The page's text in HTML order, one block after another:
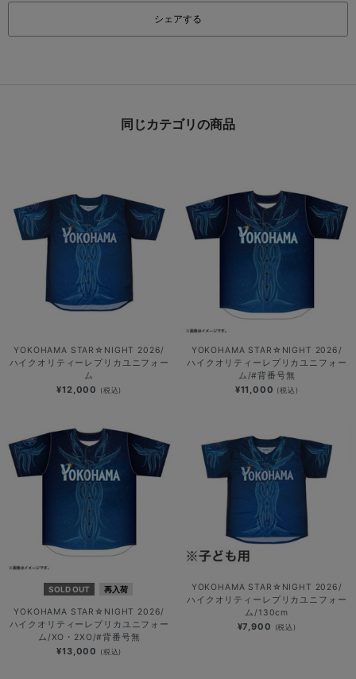
シェアする
同じカテゴリの商品
YOKOHAMA STAR☆NIGHT 2026/
ハイクオリティーレプリカユニフォー
ム
¥12,000 (税込)
YOKOHAMA STAR☆NIGHT 2026/
ハイクオリティーレプリカユニフォー
ム/#背番号無
¥11,000 (税込)
SOLD OUT 再入荷
YOKOHAMA STAR☆NIGHT 2026/
ハイクオリティーレプリカユニフォー
ム/XO・2XO/#背番号無
¥13,000 (税込)
YOKOHAMA STAR☆NIGHT 2026/
ハイクオリティーレプリカユニフォー
ム/130cm
¥7,900 (税込)